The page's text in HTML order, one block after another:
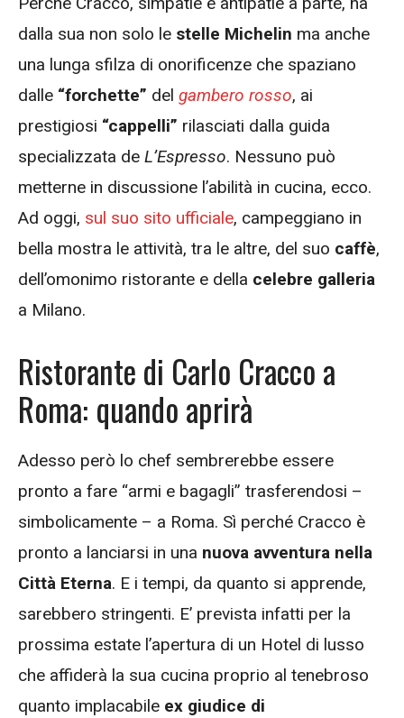
dalla sua non solo le stelle Michelin ma anche
una lunga sfilza di onorificenze che spaziano
dalle “forchette” del gambero rosso, ai
prestigiosi “cappelli” rilasciati dalla guida
specializzata de L’Espresso. Nessuno può
metterne in discussione l’abilità in cucina, ecco.
Ad oggi, sul suo sito ufficiale, campeggiano in
bella mostra le attività, tra le altre, del suo caffè,
dell’omonimo ristorante e della celebre galleria
a Milano.
Ristorante di Carlo Cracco a
Roma: quando aprirà
Adesso però lo chef sembrerebbe essere
pronto a fare “armi e bagagli” trasferendosi –
simbolicamente – a Roma. Sì perché Cracco è
pronto a lanciarsi in una nuova avventura nella
Città Eterna. E i tempi, da quanto si apprende,
sarebbero stringenti. E’ prevista infatti per la
prossima estate l’apertura di un Hotel di lusso
che affiderà la sua cucina proprio al tenebroso
quanto implacabile ex giudice di